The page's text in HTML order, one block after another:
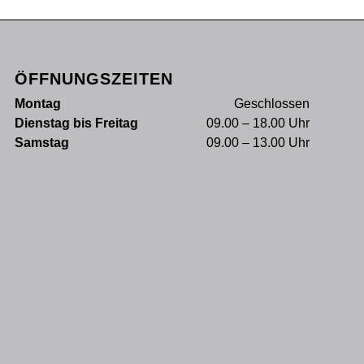
ÖFFNUNGSZEITEN
Montag
Geschlossen
Dienstag bis Freitag
09.00 – 18.00 Uhr
Samstag
09.00 – 13.00 Uhr